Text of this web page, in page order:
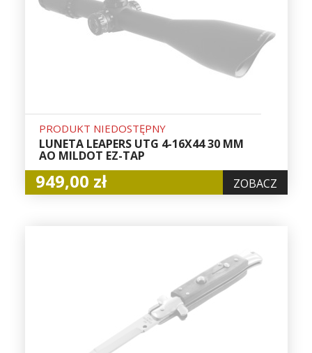
PRODUKT NIEDOSTĘPNY
LUNETA LEAPERS UTG 4-16X44 30 MM
AO MILDOT EZ-TAP
949,00 zł ZOBACZ